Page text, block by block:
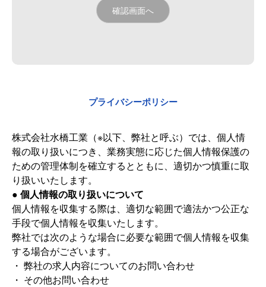
プライバシーポリシー
株式会社水橋工業（※以下、弊社と呼ぶ）では、個人情
報の取り扱いにつき、業務実態に応じた個人情報保護の
ための管理体制を確立するとともに、適切かつ慎重に取
り扱いいたします。
● 個人情報の取り扱いについて
個人情報を収集する際は、適切な範囲で適法かつ公正な
手段で個人情報を収集いたします。
弊社では次のような場合に必要な範囲で個人情報を収集
する場合がございます。
・ 弊社の求人内容についてのお問い合わせ
・ その他お問い合わせ